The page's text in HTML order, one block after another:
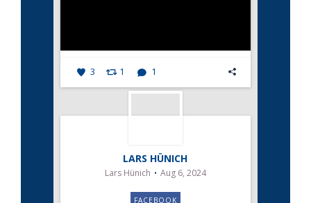
3 1 1
LARS HÜNICH
Lars Hünich Aug 6, 2024
FACEBOOK